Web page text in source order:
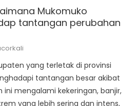
Mukomuko
tantangan perubahan
yang terletak di provinsi
tantangan besar akibat
ini mengalami kekeringan, banjir,
yang lebih sering dan intens,